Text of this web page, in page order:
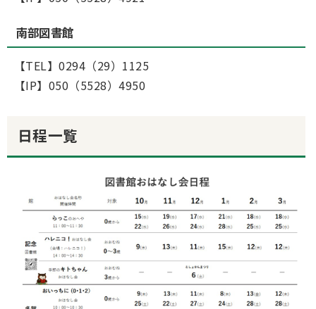
南部図書館
【TEL】0294（29）1125
【IP】050（5528）4950
日程一覧